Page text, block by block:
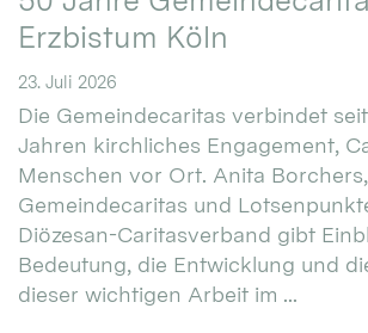
Erzbistum Köln
23. Juli 2026
Die Gemeindecaritas verbindet
Jahren kirchliches Engagement,
Menschen vor Ort. Anita
Gemeindecaritas und
Diözesan-Caritasverband gibt
Bedeutung, die Entwicklung und
dieser wichtigen Arbeit im ...